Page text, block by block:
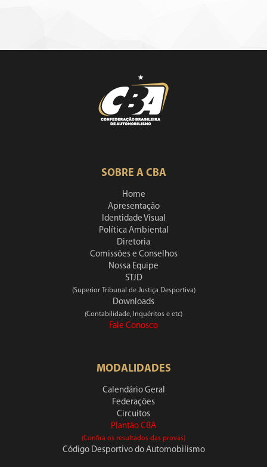
SOBRE A CBA
Home
Apresentação
Identidade Visual
Política Ambiental
Diretoria
Comissões e Conselhos
Nossa Equipe
STJD
(Superior Tribunal de Justiça Desportiva)
Downloads
(Contabilidade, Inquéritos e etc)
Fale Conosco
MODALIDADES
Calendário Geral
Federações
Circuitos
Plantão CBA
(Confira os resultados das provas)
Código Desportivo do Automobilismo